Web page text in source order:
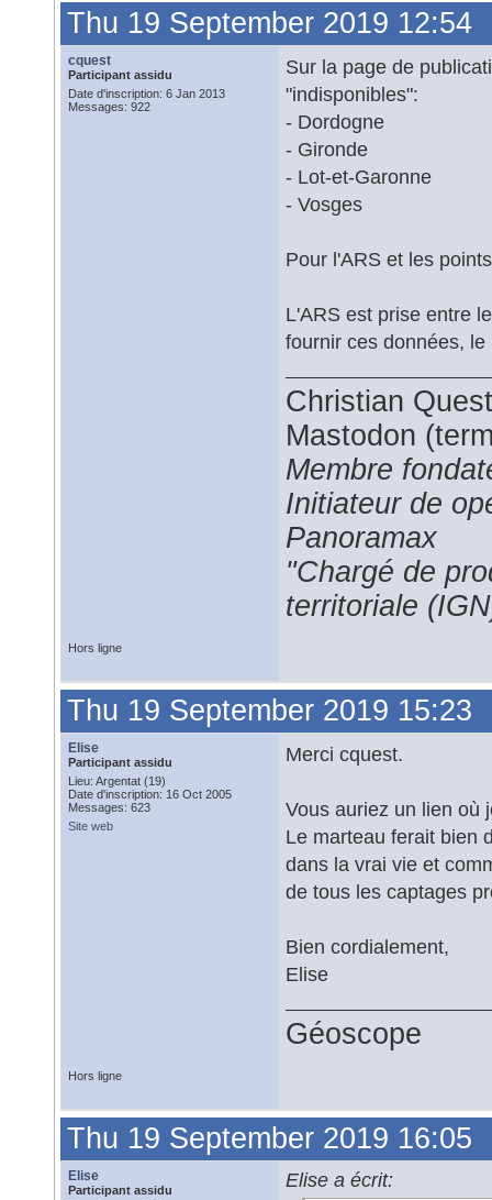
Thu 19 September 2019 12:54
cquest
Participant assidu
Date d'inscription: 6 Jan 2013
Messages: 922
Sur la page de
"indisponibles":
- Dordogne
- Gironde
- Lot-et-Garonne
- Vosges
Pour l'ARS et les
L'ARS est prise entre
fournir ces données,
Christian
Mastodon
Membre
Initiateur de
Panoramax
"Chargé de
territoriale
Hors ligne
Thu 19 September 2019 15:23
Elise
Participant assidu
Lieu: Argentat (19)
Date d'inscription: 16 Oct 2005
Messages: 623
Site web
Merci cquest.
Vous auriez un lien où
Le marteau ferait bien
dans la vrai vie et
de tous les captages
Bien cordialement,
Elise
Géoscope
Hors ligne
Thu 19 September 2019 16:05
Elise
Participant assidu
Elise a écrit: